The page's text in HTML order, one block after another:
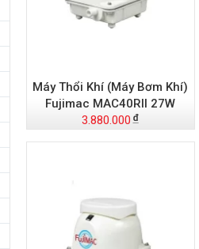
Máy Thổi Khí (Máy Bơm Khí)
Fujimac MAC40RII 27W
3.880.000